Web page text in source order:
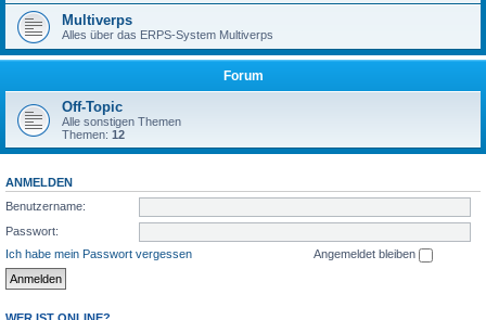
Multiverps
Alles über das ERPS-System Multiverps
Forum
Off-Topic
Alle sonstigen Themen
Themen: 12
ANMELDEN
Benutzername:
Passwort:
Ich habe mein Passwort vergessen
Angemeldet bleiben